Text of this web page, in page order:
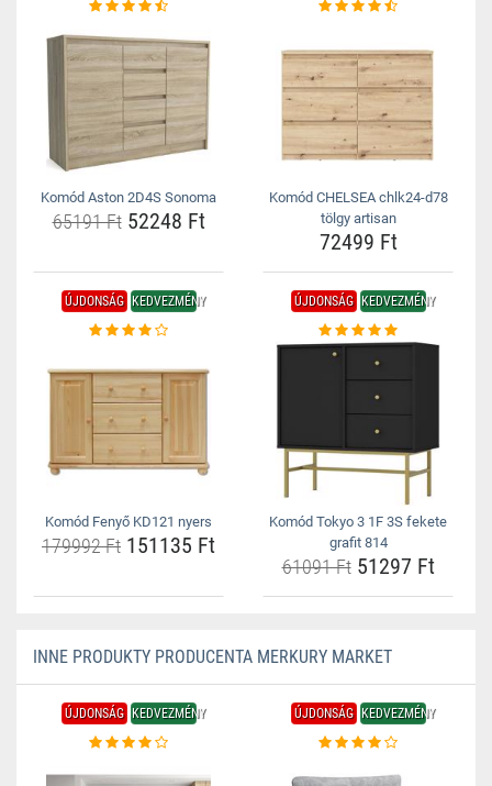
Komód Aston 2D4S Sonoma
65191 Ft52248 Ft
Komód CHELSEA chlk24-d78
tölgy artisan
72499 Ft
ÚJDONSÁG KEDVEZMÉNY
Komód Fenyő KD121 nyers
179992 Ft 151135 Ft
ÚJDONSÁG KEDVEZMÉNY
Komód Tokyo 3 1F 3S fekete
grafit 814
61091 Ft51297 Ft
INNE PRODUKTY PRODUCENTA MERKURY MARKET
ÚJDONSÁG KEDVEZMÉNY ÚJDONSÁG KEDVEZMÉNY